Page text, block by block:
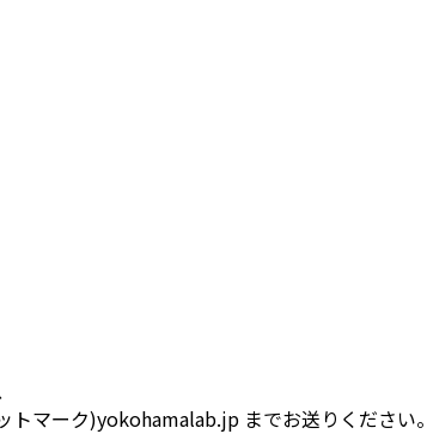
トマーク)yokohamalab.jp までお送りください。